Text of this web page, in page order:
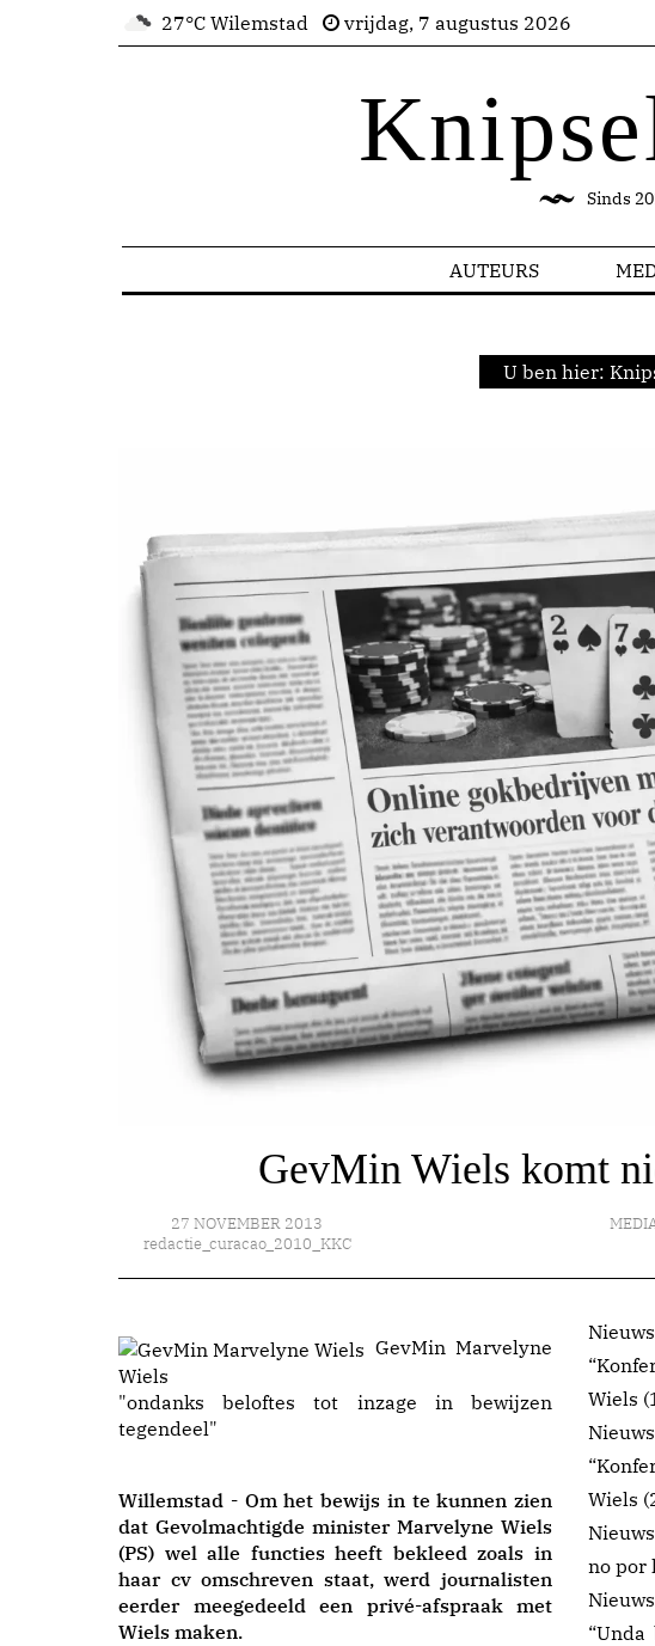
27°C Wilemstad vrijdag, 7 augustus 2026
Sinds
AUTEURS
U ben hier:
GevMin Wiels komt
27 NOVEMBER 2013
redactie_curacao_2010_KKC
GevMin Marvelyne
Wiels
"ondanks beloftes tot inzage in bewijzen
tegendeel"
Willemstad - Om het bewijs in te kunnen zien
dat Gevolmachtigde minister Marvelyne Wiels
(PS) wel alle functies heeft bekleed zoals in
haar cv omschreven staat, werd journalisten
eerder meegedeeld een privé-afspraak met
Wiels maken.
Wiels
Wiels
no por